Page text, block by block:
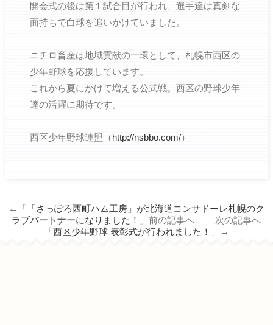
開会式の後は第１試合目が行われ、選手達は真剣な
面持ちで白球を追いかけていました。
ニチロ畜産は地域貢献の一環として、札幌市西区の
少年野球を応援しています。
これから夏にかけて増える公式戦。西区の野球少年
達の活躍に期待です。
西区少年野球連盟（http://nsbbo.com/）
←「 「さっぽろ西町ハム工房」が北海道コンサドーレ札幌のク
ラブパートナーになりました！
」前の記事へ 次の記事へ
「西区少年野球 表彰式が行われました！ 」→